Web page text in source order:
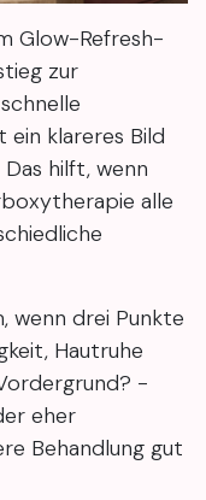
Glow-Refresh-
zur
klareres Bild
hilft, wenn
alle
wenn drei Punkte
Hautruhe
-
eher
Behandlung gut